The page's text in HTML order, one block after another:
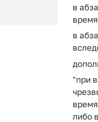
в
в
"при
либо